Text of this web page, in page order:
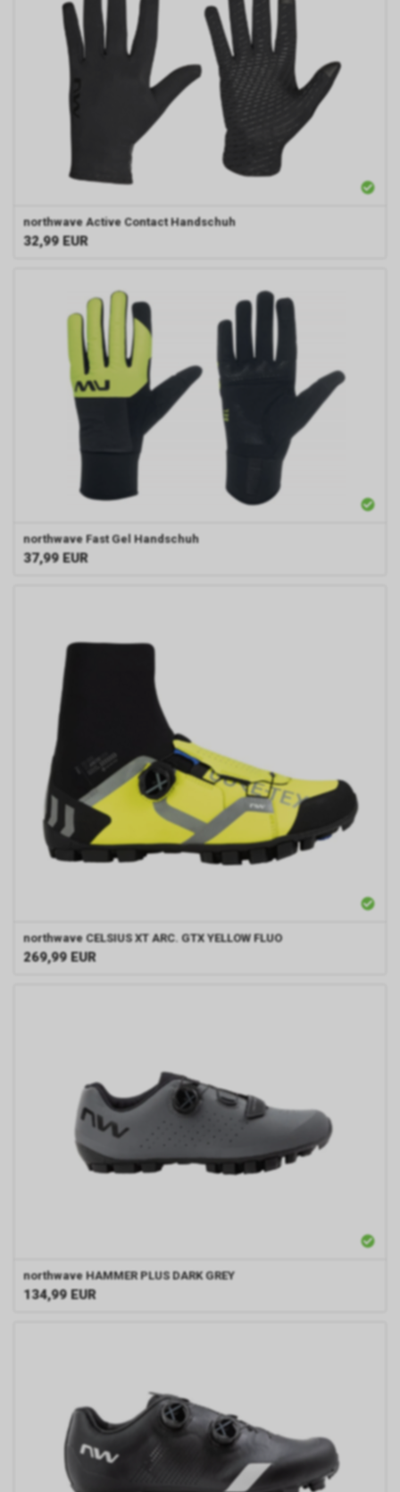
northwave Active Contact Handschuh
32,99 EUR
northwave Fast Gel Handschuh
37,99 EUR
northwave CELSIUS XT ARC. GTX YELLOW FLUO
269,99 EUR
northwave HAMMER PLUS DARK GREY
134,99 EUR